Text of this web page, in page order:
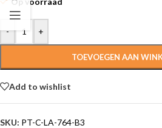
- +
TOEVOEGEN AAN
Add to wishlist
SKU: PT-C-LA-764-B3